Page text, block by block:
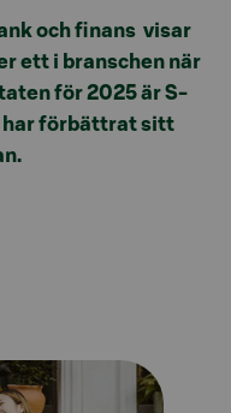
och finans visar
ett i branschen när
för 2025 är S-
har förbättrat sitt